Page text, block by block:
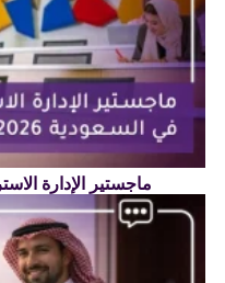
ماجستير الإدارة